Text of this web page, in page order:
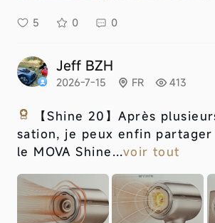
5 0 0
Jeff BZH
2026-7-15 FR 413
【Shine 20】Après
sation, je peux enfin
le MOVA Shine...voir tout